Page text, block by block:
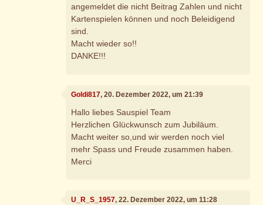
angemeldet die nicht Beitrag Zahlen und nicht
Kartenspielen können und noch Beleidigend
sind.
Macht wieder so!!
DANKE!!!
Goldi817, 20. Dezember 2022, um 21:39
Hallo liebes Sauspiel Team
Herzlichen Glückwunsch zum Jubiläum.
Macht weiter so,und wir werden noch viel
mehr Spass und Freude zusammen haben.
Merci
U_R_S_1957, 22. Dezember 2022, um 11:28